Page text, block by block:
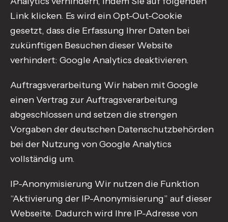
Link klicken. Es wird ein Opt-Out-Cookie
gesetzt, dass die Erfassung Ihrer Daten bei
zukünftigen Besuchen dieser Website
verhindert: Google Analytics deaktivieren.
Auftragsverarbeitung Wir haben mit Google
einen Vertrag zur Auftragsverarbeitung
abgeschlossen und setzen die strengen
Vorgaben der deutschen Datenschutzbehörden
bei der Nutzung von Google Analytics
vollständig um.
IP-Anonymisierung Wir nutzen die Funktion
“Aktivierung der IP-Anonymisierung” auf dieser
Webseite. Dadurch wird Ihre IP-Adresse von